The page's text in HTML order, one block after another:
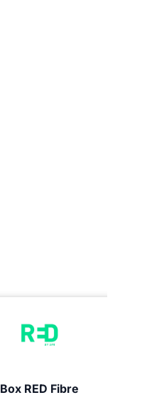
Box RED Fibre